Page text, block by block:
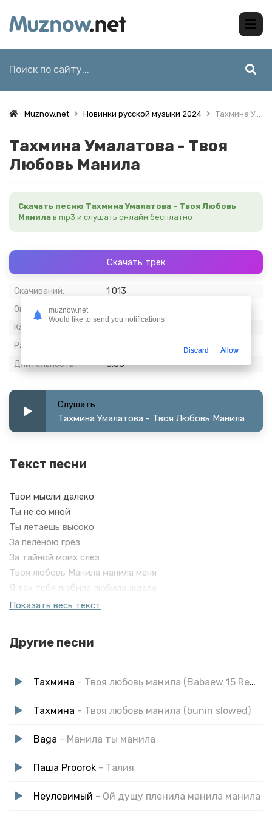
Muznow.net Новинки русской музыки 2024 Тахмина Умалатова - Твоя Любовь Манила
Тахмина Умалатова - Твоя
Любовь Манила
Скачать песню Тахмина Умалатова - Твоя Любовь
Манила в mp3 и слушать онлайн бесплатно
Скачать трек
Скачиваний:
1 013
Опубликовано:
Качество:
Размер:
Длительность:
3:33
Слушать
Тахмина Умалатова - Твоя Любовь Манила
Текст песни
Твои мысли далеко
Ты не со мной
Ты летаешь высоко
За пеленою грёз
За тайной моих слёз
Твоя любовь Манила манила меня
Я так тебя любила любила ждала
Любовь твоя Манила манила меня
Ты летаешь высоко
За тайной моих слёз
Я так тебя любила любила ждала
Показать весь текст
Другие песни
Тахмина - Твоя любовь манила (Babaew 15 Remix)
Тахмина - Твоя любовь манила (bunin slowed)
Baga - Манила ты манила
Паша Proorok - Талия
Неуловимый - Ой дущу пленила манила манила
muznow.net
Would like to send you notifications
Discard Allow